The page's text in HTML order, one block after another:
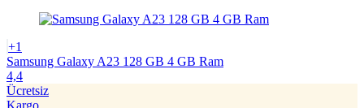
+1
Samsung Galaxy A23 128 GB 4 GB Ram
4,4
Ücretsiz
Kargo